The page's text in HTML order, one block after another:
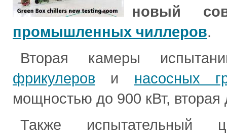
новый
промышленных чиллеров.
Вторая камеры
фрикулеров и насосных
мощностью до 900 кВт, вторая
Также испытательный